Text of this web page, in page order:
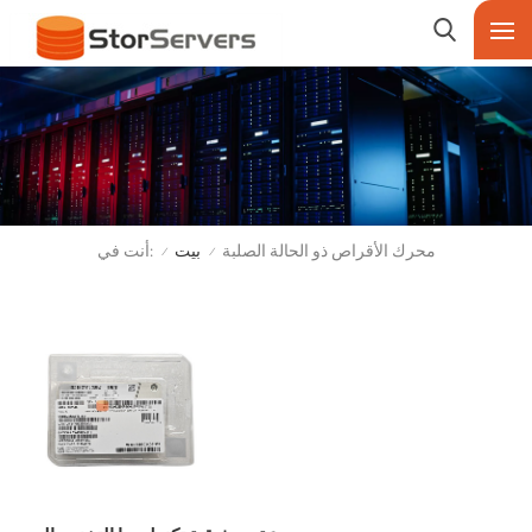
أنت في: / بيت / محرك الأقراص ذو الحالة الصلبة